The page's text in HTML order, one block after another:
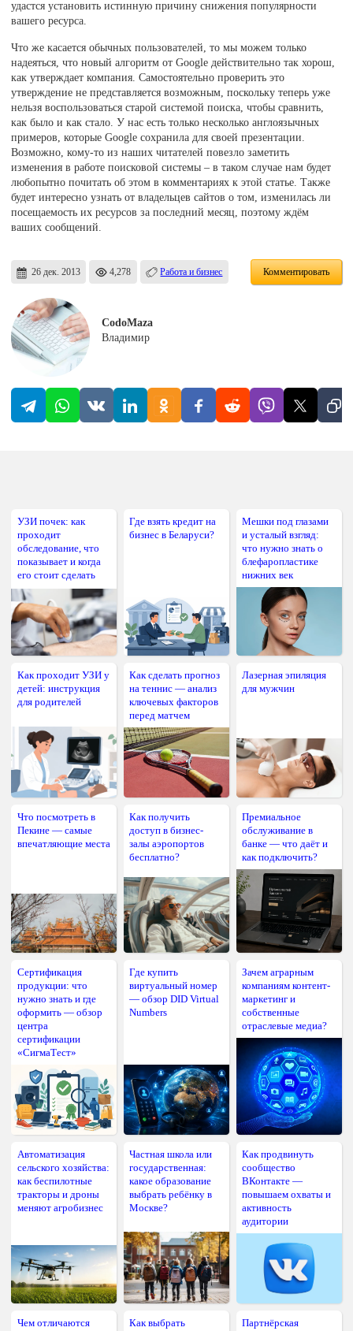
удастся установить истинную причину снижения популярности
вашего ресурса.
Что же касается обычных пользователей, то мы можем только
надеяться, что новый алгоритм от Google действительно так хорош,
как утверждает компания. Самостоятельно проверить это
утверждение не представляется возможным, поскольку теперь уже
нельзя воспользоваться старой системой поиска, чтобы сравнить,
как было и как стало. У нас есть только несколько англоязычных
примеров, которые Google сохранила для своей презентации.
Возможно, кому-то из наших читателей повезло заметить
изменения в работе поисковой системы – в таком случае нам будет
любопытно почитать об этом в комментариях к этой статье. Также
будет интересно узнать от владельцев сайтов о том, изменилась ли
посещаемость их ресурсов за последний месяц, поэтому ждём
ваших сообщений.
26 дек. 2013 4,278 Работа и бизнес Комментировать
CodoMaza
Владимир
УЗИ почек: как
проходит
обследование, что
показывает и когда
его стоит сделать
Где взять кредит на
бизнес в Беларуси?
Мешки под глазами
и усталый взгляд:
что нужно знать о
блефаропластике
нижних век
Как проходит УЗИ у
детей: инструкция
для родителей
Как сделать прогноз
на теннис — анализ
ключевых факторов
перед матчем
Лазерная эпиляция
для мужчин
Что посмотреть в
Пекине — самые
впечатляющие места
Как получить
доступ в бизнес-
залы аэропортов
бесплатно?
Премиальное
обслуживание в
банке — что даёт и
как подключить?
Сертификация
продукции: что
нужно знать и где
оформить — обзор
центра
сертификации
«СигмаТест»
Где купить
виртуальный номер
— обзор DID Virtual
Numbers
Зачем аграрным
компаниям контент-
маркетинг и
собственные
отраслевые медиа?
Автоматизация
сельского хозяйства:
как беспилотные
тракторы и дроны
меняют агробизнес
Частная школа или
государственная:
какое образование
выбрать ребёнку в
Москве?
Как продвинуть
сообщество
ВКонтакте —
повышаем охваты и
активность
аудитории
Чем отличаются
Как выбрать
Партнёрская